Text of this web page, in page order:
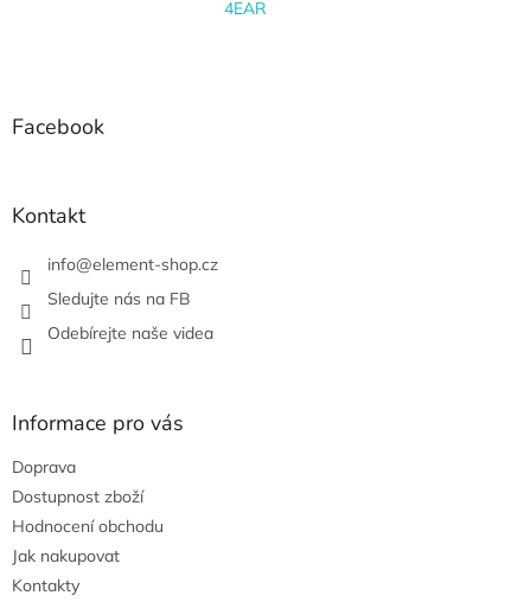
4EAR
Facebook
Kontakt
info@element-shop.cz
Sledujte nás na FB
Odebírejte naše videa
Informace pro vás
Doprava
Dostupnost zboží
Hodnocení obchodu
Jak nakupovat
Kontakty